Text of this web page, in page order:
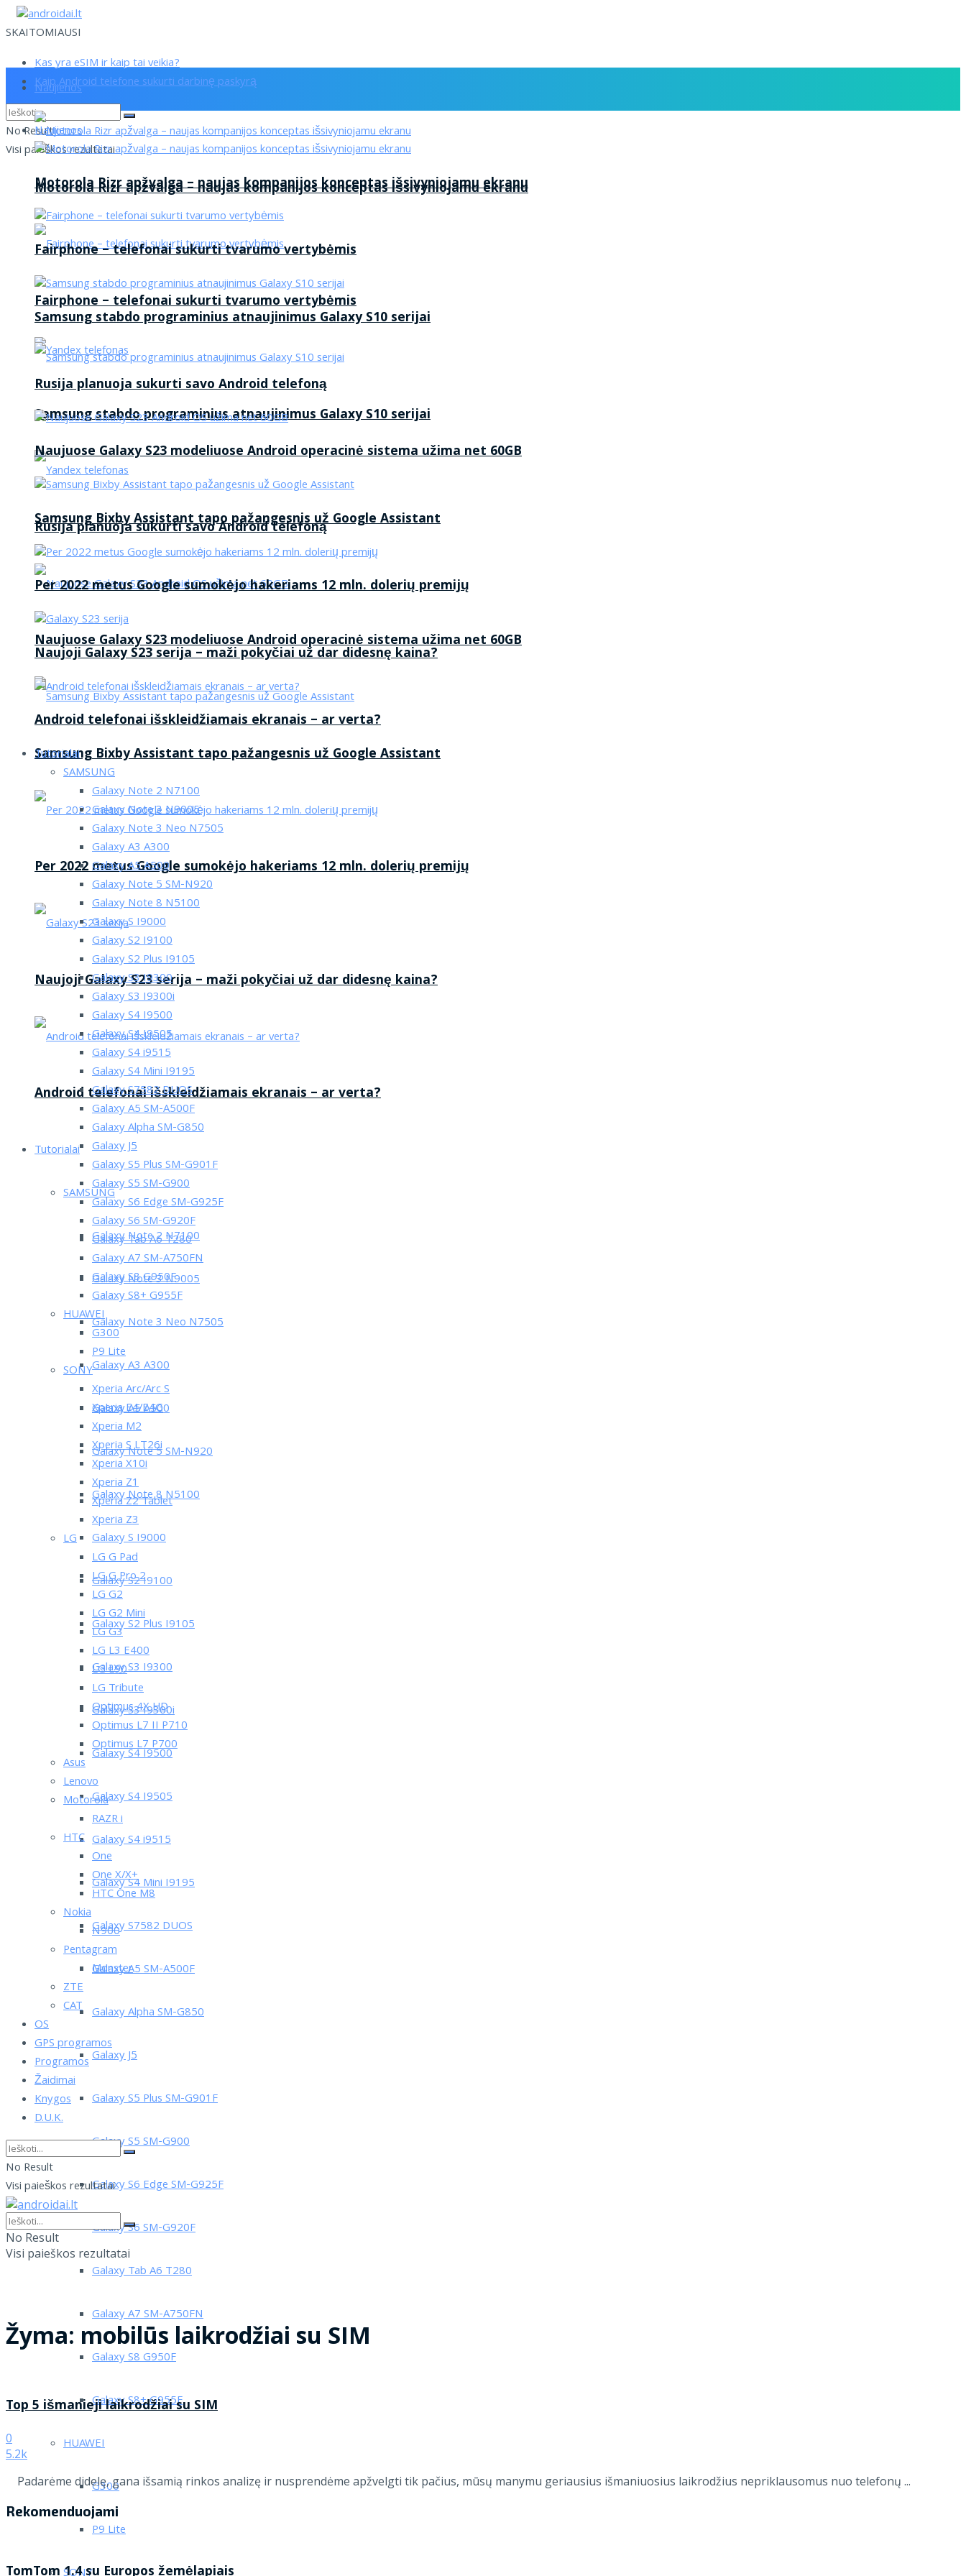
SKAITOMIAUSI
Kas yra eSIM ir kaip tai veikia?
Kaip Android telefone sukurti darbinę paskyrą
No Result
Visi paieškos rezultatai
Naujienos
Motorola Rizr apžvalga – naujas kompanijos konceptas išsivyniojamu ekranu
Fairphone – telefonai sukurti tvarumo vertybėmis
Samsung stabdo programinius atnaujinimus Galaxy S10 serijai
Rusija planuoja sukurti savo Android telefoną
Naujuose Galaxy S23 modeliuose Android operacinė sistema užima net 60GB
Samsung Bixby Assistant tapo pažangesnis už Google Assistant
Per 2022 metus Google sumokėjo hakeriams 12 mln. dolerių premijų
Naujoji Galaxy S23 serija – maži pokyčiai už dar didesnę kaina?
Android telefonai išskleidžiamais ekranais – ar verta?
Tutorialai
SAMSUNG
Galaxy Note 2 N7100
Galaxy Note 3 N9005
Galaxy Note 3 Neo N7505
Galaxy A3 A300
Galaxy A5 A500
Galaxy Note 5 SM-N920
Galaxy Note 8 N5100
Galaxy S I9000
Galaxy S2 I9100
Galaxy S2 Plus I9105
Galaxy S3 I9300
Galaxy S3 I9300i
Galaxy S4 I9500
Galaxy S4 I9505
Galaxy S4 i9515
Galaxy S4 Mini I9195
Galaxy S7582 DUOS
Galaxy A5 SM-A500F
Galaxy Alpha SM-G850
Galaxy J5
Galaxy S5 Plus SM-G901F
Galaxy S5 SM-G900
Galaxy S6 Edge SM-G925F
Galaxy S6 SM-G920F
Galaxy Tab A6 T280
Galaxy A7 SM-A750FN
Galaxy S8 G950F
Galaxy S8+ G955F
HUAWEI
G300
P9 Lite
Naujienos
Motorola Rizr apžvalga – naujas kompanijos konceptas išsivyniojamu ekranu
Fairphone – telefonai sukurti tvarumo vertybėmis
Samsung stabdo programinius atnaujinimus Galaxy S10 serijai
Rusija planuoja sukurti savo Android telefoną
Naujuose Galaxy S23 modeliuose Android operacinė sistema užima net 60GB
Samsung Bixby Assistant tapo pažangesnis už Google Assistant
Per 2022 metus Google sumokėjo hakeriams 12 mln. dolerių premijų
Naujoji Galaxy S23 serija – maži pokyčiai už dar didesnę kaina?
Android telefonai išskleidžiamais ekranais – ar verta?
Tutorialai
SAMSUNG
Galaxy Note 2 N7100
Galaxy Note 3 N9005
Galaxy Note 3 Neo N7505
Galaxy A3 A300
Galaxy A5 A500
Galaxy Note 5 SM-N920
Galaxy Note 8 N5100
Galaxy S I9000
Galaxy S2 I9100
Galaxy S2 Plus I9105
Galaxy S3 I9300
Galaxy S3 I9300i
Galaxy S4 I9500
Galaxy S4 I9505
Galaxy S4 i9515
Galaxy S4 Mini I9195
Galaxy S7582 DUOS
Galaxy A5 SM-A500F
Galaxy Alpha SM-G850
Galaxy J5
Galaxy S5 Plus SM-G901F
Galaxy S5 SM-G900
Galaxy S6 Edge SM-G925F
Galaxy S6 SM-G920F
Galaxy Tab A6 T280
Galaxy A7 SM-A750FN
Galaxy S8 G950F
Galaxy S8+ G955F
HUAWEI
G300
P9 Lite
SONY
Xperia Arc/Arc S
Xperia E4/E4G
Xperia M2
Xperia S LT26i
Xperia X10i
Xperia Z1
Xperia Z2 Tablet
Xperia Z3
LG
LG G Pad
LG G Pro 2
LG G2
LG G2 Mini
LG G3
LG L3 E400
LG L90
LG Tribute
Optimus 4X HD
Optimus L7 II P710
Optimus L7 P700
Asus
Lenovo
Motorola
RAZR i
HTC
One
One X/X+
HTC One M8
Nokia
N900
Pentagram
Monster
ZTE
CAT
OS
GPS programos
Programos
Žaidimai
Knygos
D.U.K.
No Result
Visi paieškos rezultatai
No Result
Visi paieškos rezultatai
Žyma: mobilūs laikrodžiai su SIM
Top 5 išmanieji laikrodžiai su SIM
0
5.2k
Padarėme didelę, gana išsamią rinkos analizę ir nusprendėme apžvelgti tik pačius, mūsų manymu geriausius išmaniuosius laikrodžius nepriklausomus nuo telefonų ...
Rekomenduojami